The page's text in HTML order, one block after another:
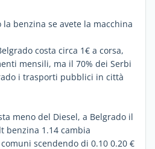
benzina se avete la macchina
costa circa 1€ a corsa,
mensili, ma il 70% dei Serbi
i trasporti pubblici in città
meno del Diesel, a Belgrado il
benzina 1.14 cambia
scendendo di 0.10 0.20 €